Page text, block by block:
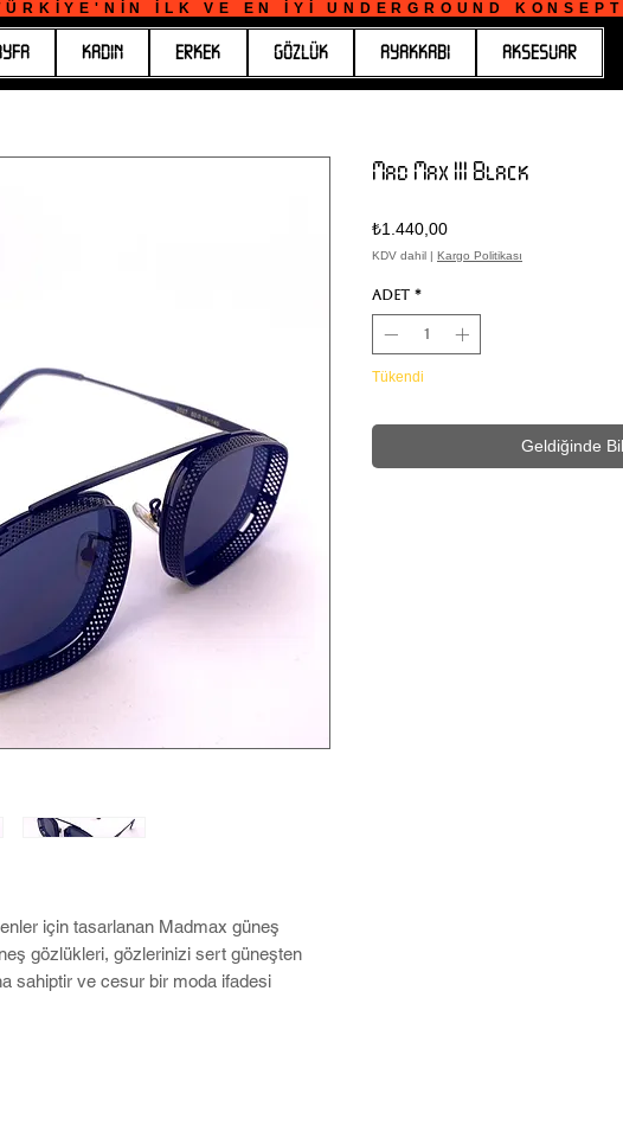
İLK VE EN İYİ UNDERGROUND
KADIN ERKEK GÖZLÜK AYAKKABI AKSESUAR
için tasarlanan Madmax güneş
gözlükleri, gözlerinizi sert güneşten
sahiptir ve cesur bir moda ifadesi
Mad Max III Black
₺1.440,00Fiyat
KDV dahil | Kargo Politikası
Adet *
Tükendi
Geldiğinde